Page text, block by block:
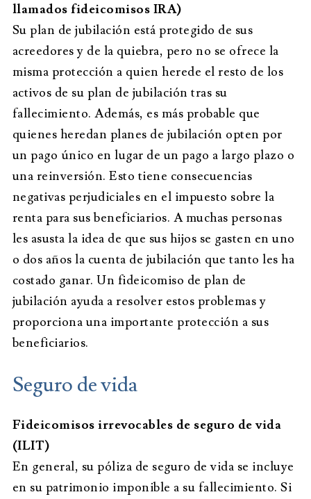
llamados fideicomisos IRA)
Su plan de jubilación está protegido de sus
acreedores y de la quiebra, pero no se ofrece la
misma protección a quien herede el resto de los
activos de su plan de jubilación tras su
fallecimiento. Además, es más probable que
quienes heredan planes de jubilación opten por
un pago único en lugar de un pago a largo plazo o
una reinversión. Esto tiene consecuencias
negativas perjudiciales en el impuesto sobre la
renta para sus beneficiarios. A muchas personas
les asusta la idea de que sus hijos se gasten en uno
o dos años la cuenta de jubilación que tanto les ha
costado ganar. Un fideicomiso de plan de
jubilación ayuda a resolver estos problemas y
proporciona una importante protección a sus
beneficiarios.
Seguro de vida
Fideicomisos irrevocables de seguro de vida
(ILIT)
En general, su póliza de seguro de vida se incluye
en su patrimonio imponible a su fallecimiento. Si